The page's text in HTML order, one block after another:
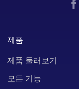
제품
제품 둘러보기
모든 기능